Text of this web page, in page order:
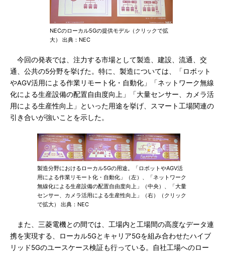
NECのローカル5Gの提供モデル（クリックで拡
大） 出典：NEC
今回の発表では、注力する市場として製造、建設、流通、交
通、公共の5分野を挙げた。特に、製造については、「ロボット
やAGV活用による作業リモート化・自動化」「ネットワーク無線
化による生産設備の配置自由度向上」「大量センサー、カメラ活
用による生産性向上」といった用途を挙げ、スマート工場関連の
引き合いが強いことを示した。
製造分野におけるローカル5Gの用途。「ロボットやAGV活
用による作業リモート化・自動化」（左）、「ネットワーク
無線化による生産設備の配置自由度向上」（中央）、「大量
センサー、カメラ活用による生産性向上」（右）（クリック
で拡大） 出典：NEC
また、三菱電機との間では、工場内と工場間の高度なデータ連
携を実現する、ローカル5Gとキャリア5Gを組み合わせたハイブ
リッド5Gのユースケース検証も行っている。自社工場へのロー